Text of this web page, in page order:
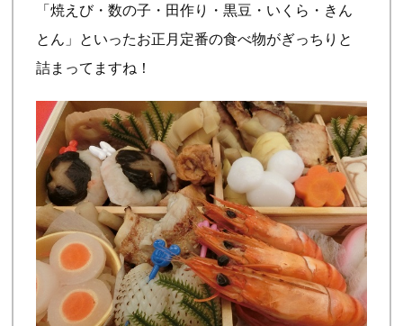
「焼えび・数の子・田作り・黒豆・いくら・きん
とん」といったお正月定番の食べ物がぎっちりと
詰まってますね！